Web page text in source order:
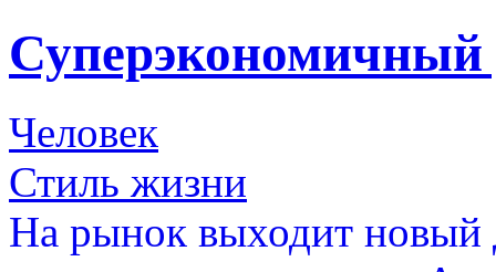
Человек
Стиль жизни
На рынок выходит